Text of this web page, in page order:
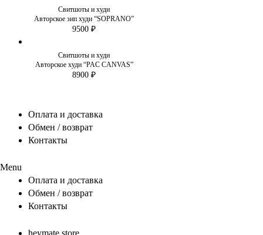
Свитшоты и худи
Авторское зип худи “SOPRANO”
9500 ₽
Свитшоты и худи
Авторское худи “PAC CANVAS”
8900 ₽
Оплата и доставка
Обмен / возврат
Контакты
Menu
Оплата и доставка
Обмен / возврат
Контакты
heymate.store